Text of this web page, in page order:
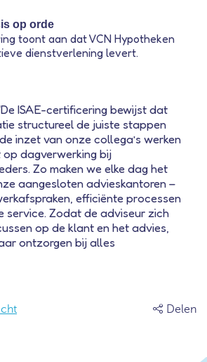
op orde
toont aan dat VCN Hypotheken
dienstverlening levert.
ISAE-certificering bewijst dat
structureel de juiste stappen
inzet van onze collega’s werken
dagverwerking bij
Zo maken we elke dag het
aangesloten advieskantoren –
efficiënte processen
service. Zodat de adviseur zich
op de klant en het advies,
ontzorgen bij alles
Delen